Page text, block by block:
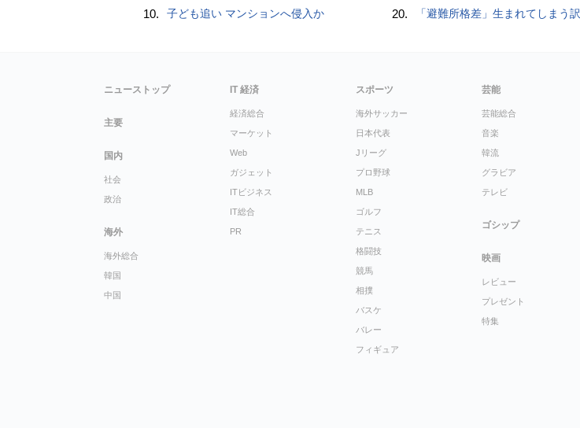
10. 子ども追い マンションへ侵入か 20. 「避難所格差」生まれてしまう訳
ニューストップ
主要
国内
社会
政治
海外
海外総合
韓国
中国
IT 経済
経済総合
マーケット
Web
ガジェット
ITビジネス
IT総合
PR
スポーツ
海外サッカー
日本代表
Jリーグ
プロ野球
MLB
ゴルフ
テニス
格闘技
競馬
相撲
バスケ
バレー
フィギュア
芸能
芸能総合
音楽
韓流
グラビア
テレビ
ゴシップ
映画
レビュー
プレゼント
特集